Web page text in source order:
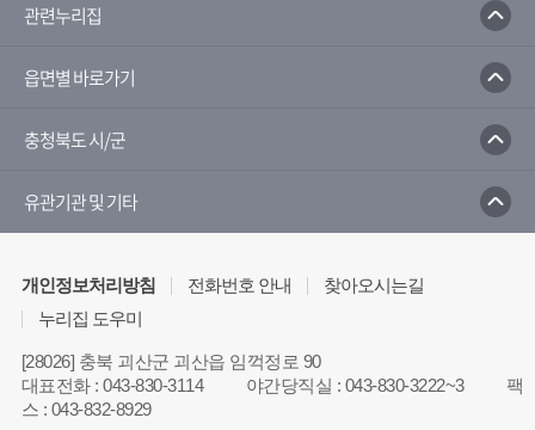
관련누리집
읍면별 바로가기
충청북도 시/군
유관기관 및 기타
개인정보처리방침 전화번호 안내
찾아오시는길
누리집 도우미
[28026] 충북 괴산군 괴산읍 임꺽정로 90
대표전화:043-830-3114 야간당직실 : 043-830-3222~3
팩
스 : 043-832-8929